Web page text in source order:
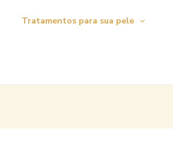
Tratamentos para sua pele